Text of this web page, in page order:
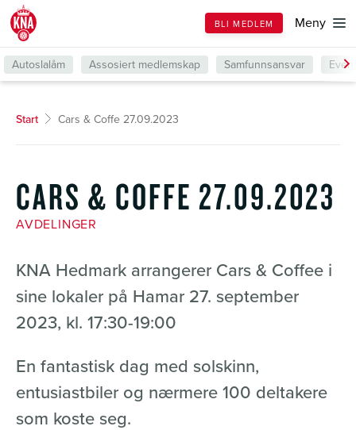
Till
forsiden
BLI MEDLEM Meny
Autoslalåm Assosiert medlemskap Samfunnsansvar
Start Cars & Coffe 27.09.2023
CARS & COFFE 27.09.2023
AVDELINGER
KNA Hedmark arrangerer Cars & Coffee i
sine lokaler på Hamar 27. september
2023, kl. 17:30-19:00
En fantastisk dag med solskinn,
entusiastbiler og nærmere 100 deltakere
som koste seg.